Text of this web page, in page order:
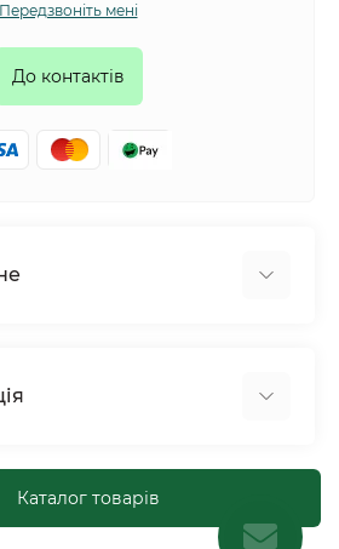
Передзвоніть мені
До контактів
тварини та птахи
Каталог товарів